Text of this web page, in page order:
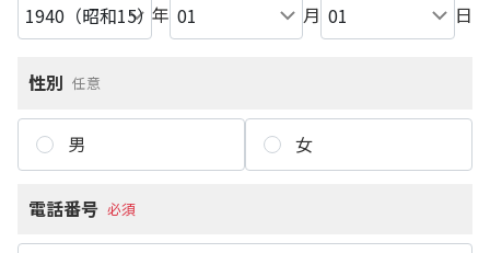
年 月 日
性別 任意
男 女
電話番号 必須